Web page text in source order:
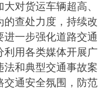
对货运车辆超高、
的查处力度，持续改
一步强化道路交通
利用各类媒体开展广
法和典型交通事故案
交通安全氛围，防范